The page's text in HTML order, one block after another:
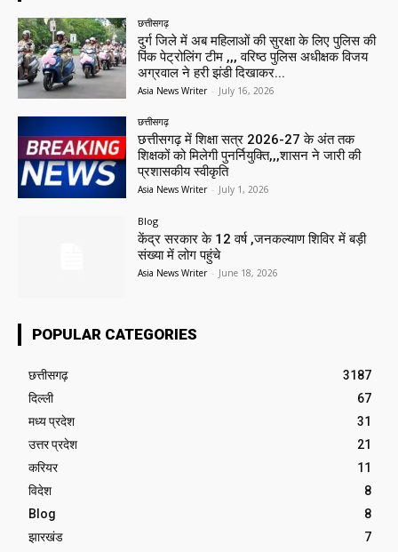
छत्तीसगढ़
दुर्ग जिले में अब महिलाओं की सुरक्षा के लिए पुलिस की
पिंक पेट्रोलिंग टीम ,,, वरिष्ठ पुलिस अधीक्षक विजय
अग्रवाल ने हरी झंडी दिखाकर...
Asia News Writer - July 16, 2026
छत्तीसगढ़
छत्तीसगढ़ में शिक्षा सत्र 2026-27 के अंत तक
शिक्षकों को मिलेगी पुनर्नियुक्ति,,,शासन ने जारी की
प्रशासकीय स्वीकृति
Asia News Writer - July 1, 2026
Blog
केंद्र सरकार के 12 वर्ष ,जनकल्याण शिविर में बड़ी
संख्या में लोग पहुंचे
Asia News Writer - June 18, 2026
POPULAR CATEGORIES
छत्तीसगढ़
3187
दिल्ली
67
मध्य प्रदेश
31
उत्तर प्रदेश
21
करियर
11
विदेश
8
Blog
8
झारखंड
7